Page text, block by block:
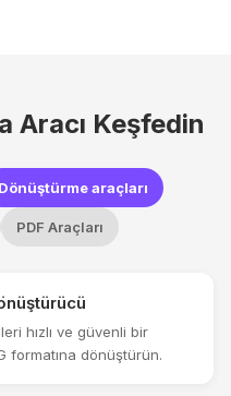
Aracı Keşfedin
Dönüştürme araçları
PDF Araçları
hızlı ve güvenli bir
formatına dönüştürün.